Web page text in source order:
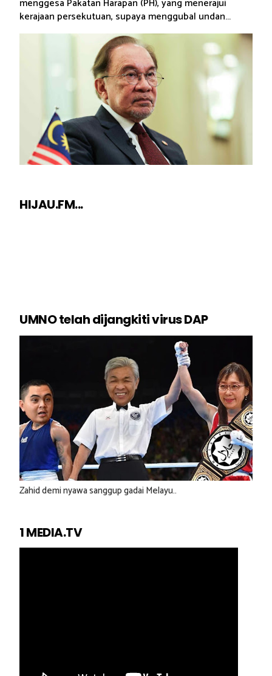
menggesa Pakatan Harapan (PH), yang menerajui
kerajaan persekutuan, supaya menggubal undan...
HIJAU.FM...
UMNO telah dijangkiti virus DAP
Zahid demi nyawa sanggup gadai Melayu..
1 MEDIA.TV